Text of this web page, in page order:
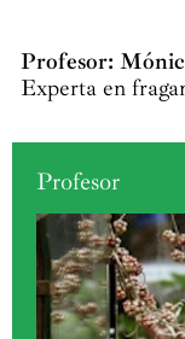
Profesor:
Experta en
Profesor